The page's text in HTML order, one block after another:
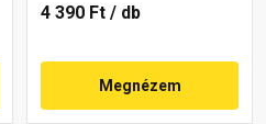
4 390 Ft / db
Megnézem